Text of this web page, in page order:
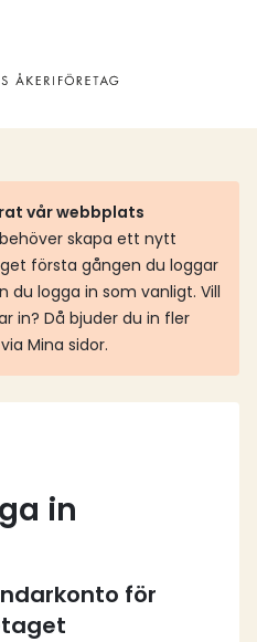
vår webbplats
skapa ett nytt
första gången du loggar
du logga in som vanligt. Vill
in? Då bjuder du in fler
Mina sidor.
in
för